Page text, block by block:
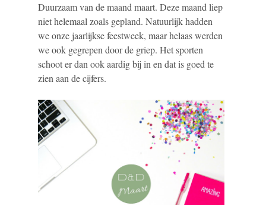
Duurzaam van de maand maart. Deze maand liep
niet helemaal zoals gepland. Natuurlijk hadden
we onze jaarlijkse feestweek, maar helaas werden
we ook gegrepen door de griep. Het sporten
schoot er dan ook aardig bij in en dat is goed te
zien aan de cijfers.